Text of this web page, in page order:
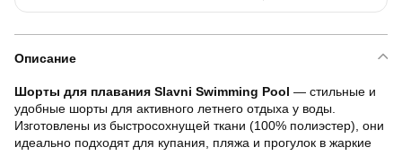
Описание
Шорты для плавания Slavni Swimming Pool — стильные и
удобные шорты для активного летнего отдыха у воды.
Изготовлены из быстросохнущей ткани (100% полиэстер), они
идеально подходят для купания, пляжа и прогулок в жаркие